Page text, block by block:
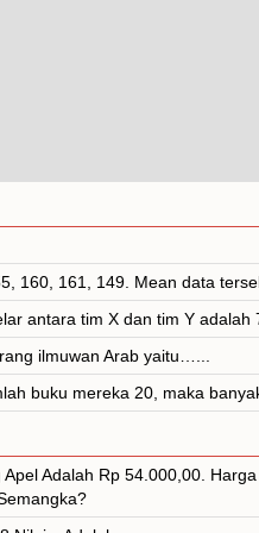
160, 161, 149. Mean data
antara tim X dan tim Y adalah
ilmuwan Arab yaitu…...
buku mereka 20, maka
Adalah Rp 54.000,00.